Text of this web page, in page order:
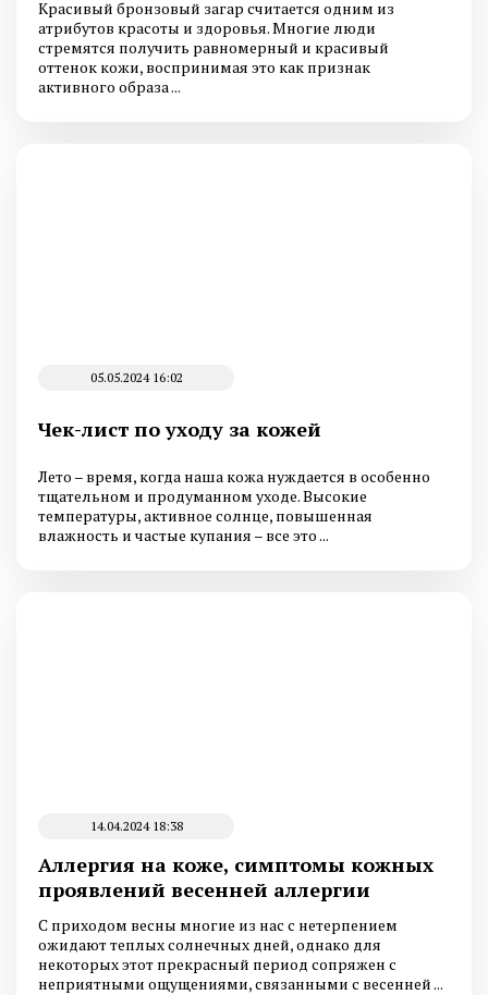
Красивый бронзовый загар считается одним из
атрибутов красоты и здоровья. Многие люди
стремятся получить равномерный и красивый
оттенок кожи, воспринимая это как признак
активного образа ...
05.05.2024 16:02
Чек-лист по уходу за кожей
Лето – время, когда наша кожа нуждается в особенно
тщательном и продуманном уходе. Высокие
температуры, активное солнце, повышенная
влажность и частые купания – все это ...
14.04.2024 18:38
Аллергия на коже, симптомы кожных
проявлений весенней аллергии
С приходом весны многие из нас с нетерпением
ожидают теплых солнечных дней, однако для
некоторых этот прекрасный период сопряжен с
неприятными ощущениями, связанными с весенней ...